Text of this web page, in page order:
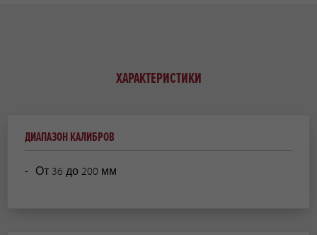
ХАРАКТЕРИСТИКИ
ДИАПАЗОН КАЛИБРОВ
От 36 до 200 мм